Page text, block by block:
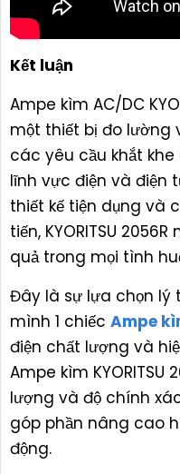
Kết luận
Ampe kìm AC/DC
một thiết bị đo lường
các yêu cầu khắt
lĩnh vực điện và điện
thiết kế tiện dụng và
tiến, KYORITSU
quả trong mọi tình
Đây là sự lựa chọn lý
mình 1 chiếc Ampe
điện chất lượng và
Ampe kìm KYORITSU
lượng và độ chính
góp phần nâng cao
động.